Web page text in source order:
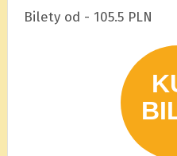
Bilety od - 105.5 PLN